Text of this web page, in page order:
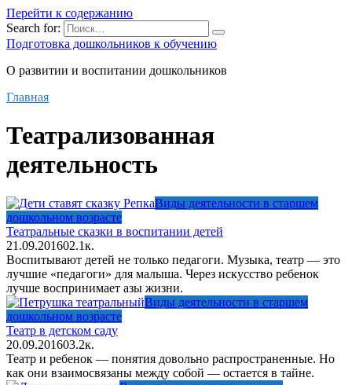
Перейти к содержанию
Search for:
Подготовка дошкольников к обучению
О развитии и воспитании дошкольников
Главная
Театрализованная
деятельность
Виды деятельности в старшем
дошкольном возрасте
Театральные сказки в воспитании детей
21.09.201602.1к.
Воспитывают детей не только педагоги. Музыка, театр — это
лучшие «педагоги» для малыша. Через искусство ребенок
лучше воспринимает азы жизни.
Виды деятельности в старшем
дошкольном возрасте
Театр в детском саду
20.09.201603.2к.
Театр и ребенок — понятия довольно распространенные. Но
как они взаимосвязаны между собой — остается в тайне.